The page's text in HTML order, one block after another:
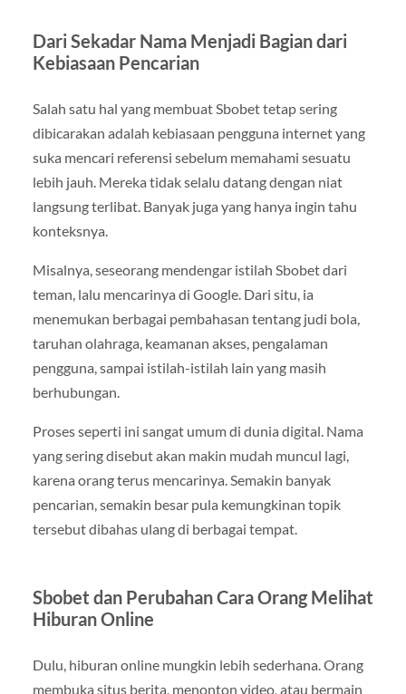
Dari Sekadar Nama Menjadi Bagian dari
Kebiasaan Pencarian
Salah satu hal yang membuat Sbobet tetap sering
dibicarakan adalah kebiasaan pengguna internet yang
suka mencari referensi sebelum memahami sesuatu
lebih jauh. Mereka tidak selalu datang dengan niat
langsung terlibat. Banyak juga yang hanya ingin tahu
konteksnya.
Misalnya, seseorang mendengar istilah Sbobet dari
teman, lalu mencarinya di Google. Dari situ, ia
menemukan berbagai pembahasan tentang judi bola,
taruhan olahraga, keamanan akses, pengalaman
pengguna, sampai istilah-istilah lain yang masih
berhubungan.
Proses seperti ini sangat umum di dunia digital. Nama
yang sering disebut akan makin mudah muncul lagi,
karena orang terus mencarinya. Semakin banyak
pencarian, semakin besar pula kemungkinan topik
tersebut dibahas ulang di berbagai tempat.
Sbobet dan Perubahan Cara Orang Melihat
Hiburan Online
Dulu, hiburan online mungkin lebih sederhana. Orang
membuka situs berita, menonton video, atau bermain